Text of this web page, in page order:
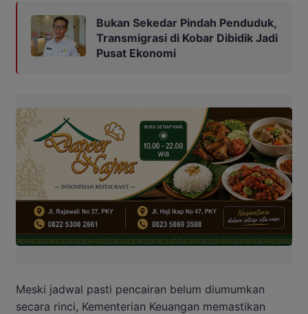
Bukan Sekedar Pindah Penduduk,
Transmigrasi di Kobar Dibidik Jadi
Pusat Ekonomi
Meski jadwal pasti pencairan belum diumumkan
secara rinci, Kementerian Keuangan memastikan